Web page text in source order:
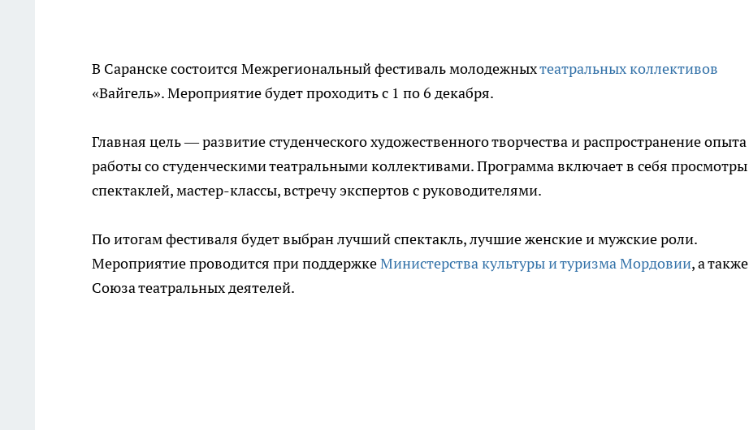
В Саранске состоится Межрегиональный фестиваль молодежныхтеатральных коллективов
«Вайгель». Мероприятие будет проходить с 1 по 6 декабря.
Главная цель — развитие студенческого художественного творчества и распространение опыта
работы со студенческими театральными коллективами. Программа включает в себя просмотры
спектаклей, мастер-классы, встречу экспертов с руководителями.
По итогам фестиваля будет выбран лучший спектакль, лучшие женские и мужские роли.
Мероприятие проводится при поддержкеМинистерства культуры и туризма Мордовии, а также
Союза театральных деятелей.